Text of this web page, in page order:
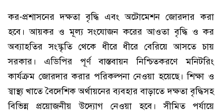
কর-প্রশাসনের দক্ষতা বৃদ্ধি এবং অটোমেশন জোরদার করা
হবে। আয়কর ও মূল্য সংযোজন করের আওতা বৃদ্ধি ও কর
অব্যাহতির সংস্কৃতি থেকে ধীরে ধীরে বেরিয়ে আসতে চায়
সরকার। এডিপির পূর্ণ বাস্তবায়ন নিশ্চিতকরণে মনিটরিং
কার্যক্রম জোরদার করার পরিকল্পনা নেওয়া হয়েছে। শিক্ষা ও
স্বাস্থ্য খাতে বৈদেশিক অর্থায়নের ব্যবহার বাড়াতে দক্ষতা বৃদ্ধিসহ
বিভিন্ন প্রয়োজনীয় উদ্যোগ নেওয়া হবে। সীমিত পর্যায়ে